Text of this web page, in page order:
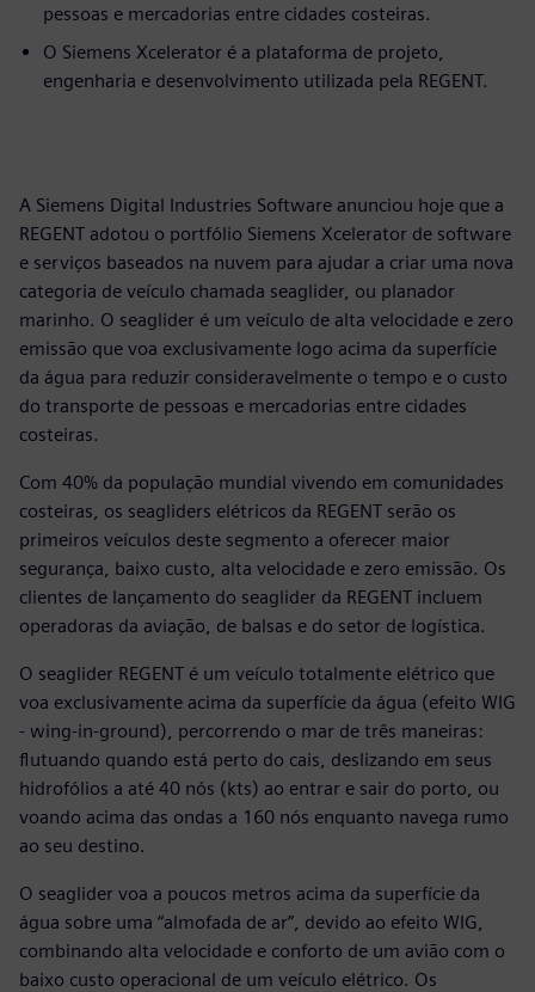
pessoas e mercadorias entre cidades costeiras.
O Siemens Xcelerator é a plataforma de projeto,
engenharia e desenvolvimento utilizada pela REGENT.
A Siemens Digital Industries Software anunciou hoje que a
REGENT adotou o portfólio Siemens Xcelerator de software
e serviços baseados na nuvem para ajudar a criar uma nova
categoria de veículo chamada seaglider, ou planador
marinho. O seaglider é um veículo de alta velocidade e zero
emissão que voa exclusivamente logo acima da superfície
da água para reduzir consideravelmente o tempo e o custo
do transporte de pessoas e mercadorias entre cidades
costeiras.
Com 40% da população mundial vivendo em comunidades
costeiras, os seagliders elétricos da REGENT serão os
primeiros veículos deste segmento a oferecer maior
segurança, baixo custo, alta velocidade e zero emissão. Os
clientes de lançamento do seaglider da REGENT incluem
operadoras da aviação, de balsas e do setor de logística.
O seaglider REGENT é um veículo totalmente elétrico que
voa exclusivamente acima da superfície da água (efeito WIG
- wing-in-ground), percorrendo o mar de três maneiras:
flutuando quando está perto do cais, deslizando em seus
hidrofólios a até 40 nós (kts) ao entrar e sair do porto, ou
voando acima das ondas a 160 nós enquanto navega rumo
ao seu destino.
O seaglider voa a poucos metros acima da superfície da
água sobre uma “almofada de ar”, devido ao efeito WIG,
combinando alta velocidade e conforto de um avião com o
baixo custo operacional de um veículo elétrico. Os